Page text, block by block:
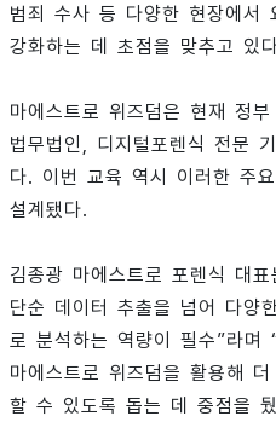
범죄 수사 등 다양한 현장에서
강화하는 데 초점을 맞추고 있
마에스트로 위즈덤은 현재 정
법무법인, 디지털포렌식 전문
다. 이번 교육 역시 이러한 주
설계됐다.
김종광 마에스트로 포렌식 대
단순 데이터 추출을 넘어 다양
로 분석하는 역량이 필수”라며
마에스트로 위즈덤을 활용해
할 수 있도록 돕는 데 중점을